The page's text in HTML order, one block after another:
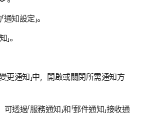
通知設定」。
。
更通知」中，開啟或關閉所需通知方
透過「服務通知」和「郵件通知」接收通